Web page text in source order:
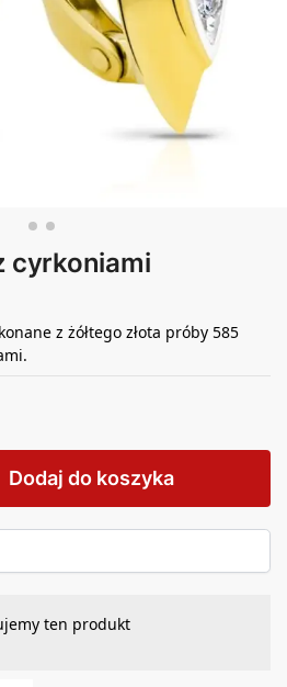
cyrkoniami
z żółtego złota próby 585
Dodaj do koszyka
ten produkt